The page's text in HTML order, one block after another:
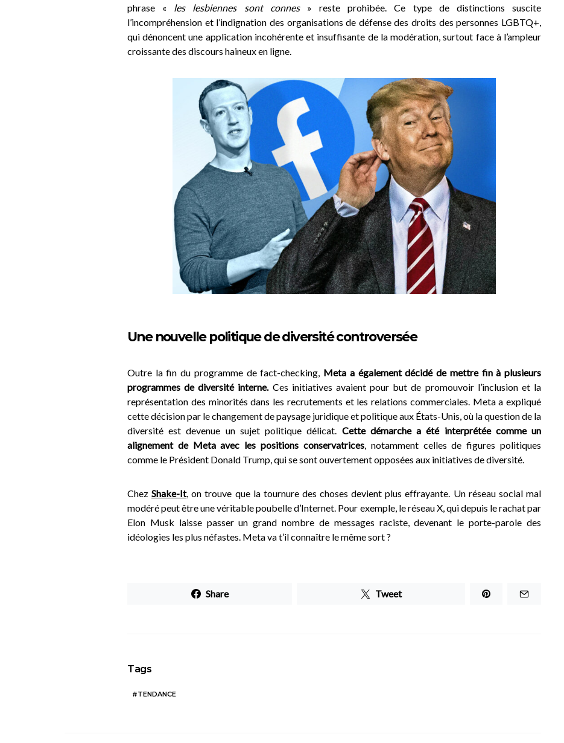
phrase « les lesbiennes sont connes » reste prohibée. Ce type de distinctions suscite
l’incompréhension et l’indignation des organisations de défense des droits des personnes LGBTQ+,
qui dénoncent une application incohérente et insuffisante de la modération, surtout face à l’ampleur
croissante des discours haineux en ligne.
Une nouvelle politique de diversité controversée
Outre la fin du programme de fact-checking, Meta a également décidé de mettre fin à plusieurs
programmes de diversité interne. Ces initiatives avaient pour but de promouvoir l’inclusion et la
représentation des minorités dans les recrutements et les relations commerciales. Meta a expliqué
cette décision par le changement de paysage juridique et politique aux États-Unis, où la question de la
diversité est devenue un sujet politique délicat. Cette démarche a été interprétée comme un
alignement de Meta avec les positions conservatrices, notamment celles de figures politiques
comme le Président Donald Trump, qui se sont ouvertement opposées aux initiatives de diversité.
ChezShake-It, on trouve que la tournure des choses devient plus effrayante. Un réseau social mal
modéré peut être une véritable poubelle d’Internet. Pour exemple, le réseau X, qui depuis le rachat par
Elon Musk laisse passer un grand nombre de messages raciste, devenant le porte-parole des
idéologies les plus néfastes. Meta va t’il connaître le même sort ?
Share Tweet
Tags
TENDANCE